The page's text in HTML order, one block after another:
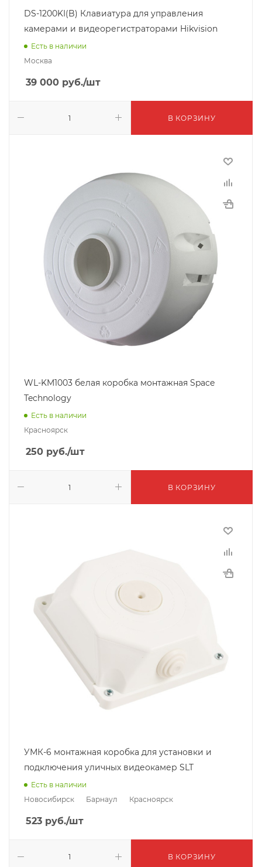
DS-1200KI(B) Клавиатура для управления
камерами и видеорегистраторами Hikvision
Есть в наличии
Москва
39 000 руб./шт
В КОРЗИНУ
WL-KM1003 белая коробка монтажная Space
Technology
Есть в наличии
Красноярск
250 руб./шт
В КОРЗИНУ
УМК-6 монтажная коробка для установки и
подключения уличных видеокамер SLT
Есть в наличии
Новосибирск
Барнаул Красноярск
523 руб./шт
В КОРЗИНУ